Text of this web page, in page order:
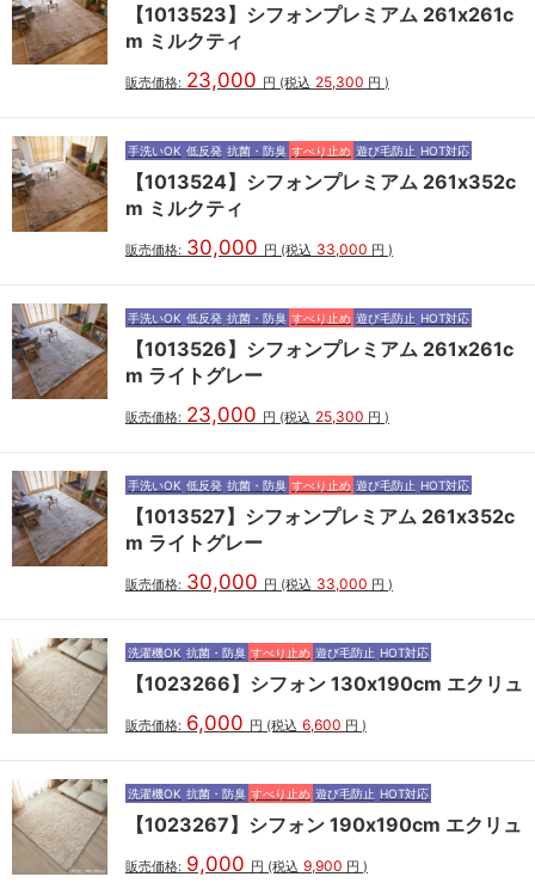
【1013523】シフォンプレミアム 261x261c
m ミルクティ
販売価格: 23,000 円 (税込 25,300 円 )
手洗いOK 低反発 抗菌・防臭 すべり止め 遊び毛防止 HOT対応
【1013524】シフォンプレミアム 261x352c
m ミルクティ
販売価格: 30,000 円 (税込 33,000 円 )
手洗いOK 低反発 抗菌・防臭 すべり止め 遊び毛防止 HOT対応
【1013526】シフォンプレミアム 261x261c
m ライトグレー
販売価格: 23,000 円 (税込 25,300 円 )
手洗いOK 低反発 抗菌・防臭 すべり止め 遊び毛防止 HOT対応
【1013527】シフォンプレミアム 261x352c
m ライトグレー
販売価格: 30,000 円 (税込 33,000 円 )
洗濯機OK 抗菌・防臭 すべり止め 遊び毛防止 HOT対応
【1023266】シフォン 130x190cm エクリュ
販売価格: 6,000 円 (税込 6,600 円 )
洗濯機OK 抗菌・防臭 すべり止め 遊び毛防止 HOT対応
【1023267】シフォン 190x190cm エクリュ
販売価格: 9,000 円 (税込 9,900 円 )